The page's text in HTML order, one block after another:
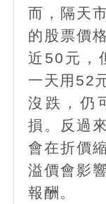
而，隔天
的股票價
近 50 元，
一天用 52
沒跌，仍
損。反過
會在折價
溢價會影
報酬。